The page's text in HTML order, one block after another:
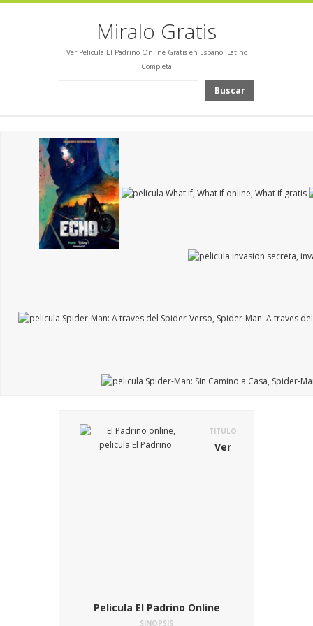
Miralo Gratis
Ver Pelicula El Padrino Online Gratis en Español Latino
Completa
Buscar
TITULO
Ver
Pelicula El Padrino Online
SINOPSIS